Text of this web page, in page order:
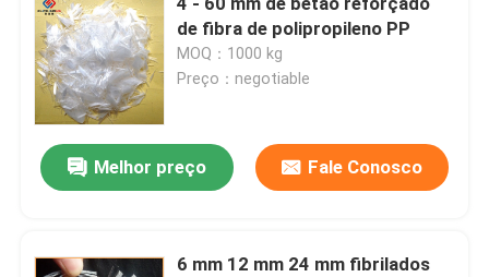
de fibra de polipropileno PP
MOQ：1000 kg
Preço：negotiable
Melhor preço Fale Conosco
6 mm 12 mm 24 mm fibrilados